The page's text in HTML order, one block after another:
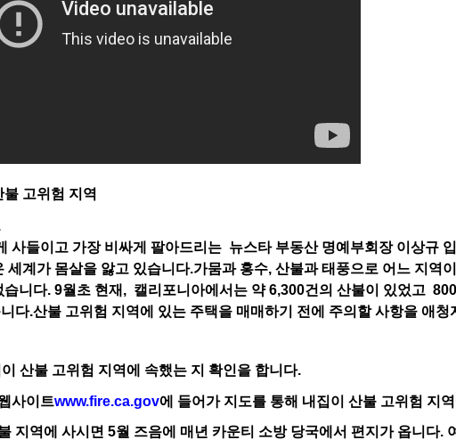
지역
사들이고 가장 비싸게 팔아드리는 뉴스타 부동산 명예부회장 이상규
세계가 몸살을 앓고 있습니다.가뭄과 홍수, 산불과 태풍으로 어느 지역
니다. 9월초 현재 , 캘리포니아에서는 약6,300건의 산불이 있었고 800
다.산불 고위험 지역에 있는 주택을 매매하기 전에 주의할 사항을 애
산불 고위험 지역에 속했는 지 확인을 합니다.
사이트www.fire.ca.gov에 들어가 지도를 통해 내집이 산불 고위험 지
지역에 사시면 5월 즈음에 매년 카운티 소방 당국에서 편지가 옵니다.